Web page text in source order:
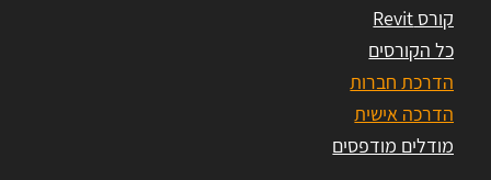
קורס Revit
כל הקורסים
הדרכת חברות
הדרכה אישית
מודלים מודפסים